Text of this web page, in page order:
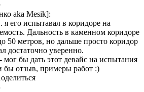
aka Mesik]:
я его испытавал в коридоре на
Дальность в каменном коридоре
50 метров, но дальше просто коридор
достаточно уверенно.
бы дать этот девайс на испытания
бы отзыв, примеры работ :)